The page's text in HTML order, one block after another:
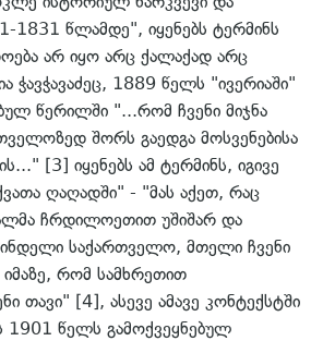
1831 წლამდე", იყენებს ტერმინს
არ იყო არც ქალაქად არც
1889 წელს "ივერიაში"
წერილში "...რომ ჩვენი მიჯნა
შორს გაედგა მოსვენებისა
[3] იყენებს ამ ტერმინს, იგივე
ღაღადში" - "მას აქეთ, რაც
ჩრდილოეთით უშიშარ და
საქართველო, მთელი ჩვენი
რომ სამხრეთით
თავი" [4], ასევე ამავე კონტექსტში
1901 წელს გამოქვეყნებულ